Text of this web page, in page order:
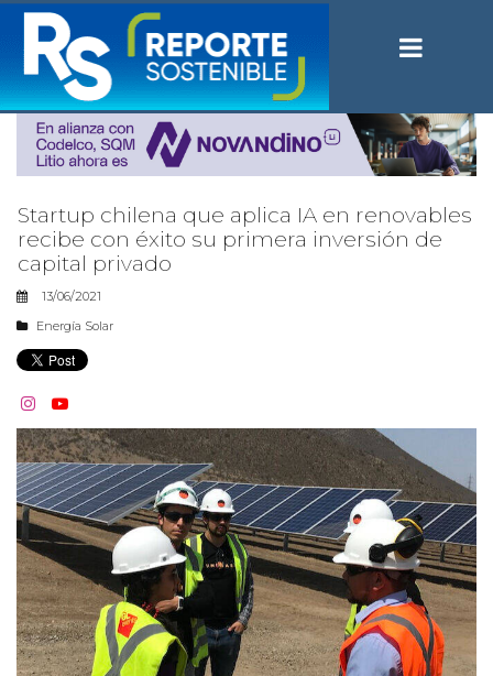
Startup chilena que aplica IA en renovables
recibe con éxito su primera inversión de
capital privado
13/06/2021
Energía Solar
 